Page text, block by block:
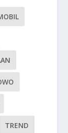
TREND